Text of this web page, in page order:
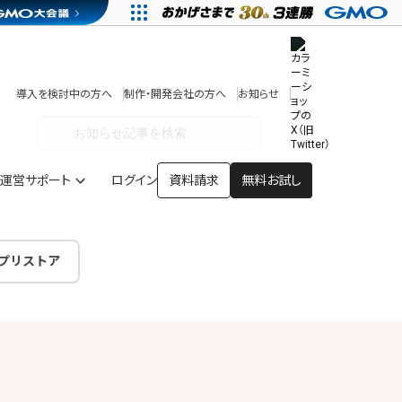
運営サポート ログイン 資料請求 無料お試し
導入を検討中の方へ 制作・開発会社の方へ お知らせ
その他
テンプレート一覧
ヘルプを見る
ヘルプセンター
リストア